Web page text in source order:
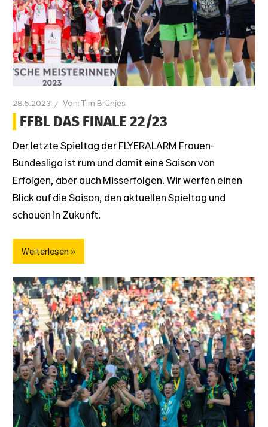
28.5.2023 Tim Brünjes
FFBL DAS FINALE 22/23
Der letzte Spieltag der FLYERALARM Frauen-
Bundesliga ist rum und damit eine Saison von
Erfolgen, aber auch Misserfolgen. Wir werfen einen
Blick auf die Saison, den aktuellen Spieltag und
schauen in Zukunft.
Weiterlesen